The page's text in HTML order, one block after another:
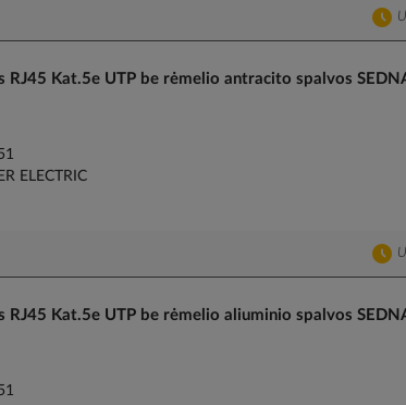
Kat.5e UTP be rėmelio antracito spalvos
ELECTRIC
Kat.5e UTP be rėmelio aliuminio spalvos